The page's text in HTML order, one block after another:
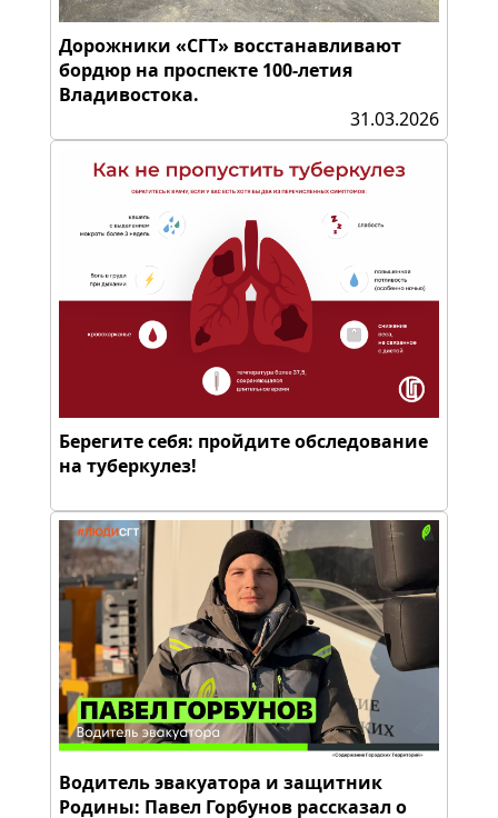
Дорожники «СГТ» восстанавливают
бордюр на проспекте 100-летия
Владивостока.
31.03.2026
Берегите себя: пройдите обследование
на туберкулез!
Водитель эвакуатора и защитник
Родины: Павел Горбунов рассказал о